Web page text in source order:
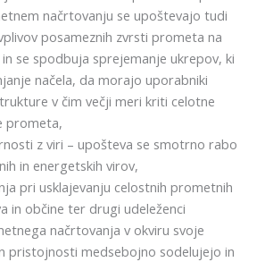
načrtovanju se upoštevajo tudi
posameznih zvrsti prometa na
se spodbuja sprejemanje ukrepov, ki
načela, da morajo uporabniki
v čim večji meri kriti celotne
prometa,
z viri – upošteva se smotrno rabo
in energetskih virov,
pri usklajevanju celostnih prometnih
in občine ter drugi udeleženci
načrtovanja v okviru svoje
pristojnosti medsebojno sodelujejo in